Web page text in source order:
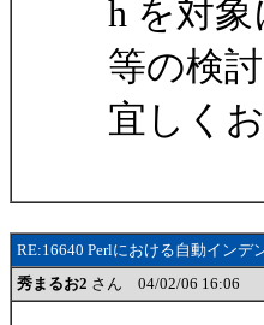
h を対
等の検
宜しく
RE:16640 Perlにおける自動インデ
秀まるお2 さん 04/02/06 16:06